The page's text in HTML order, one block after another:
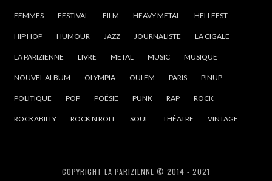
FEMMES FESTIVAL FILM HEAVY METAL HELLFEST
HIP HOP HUMOUR JAZZ JOURNALISTE LA CIGALE
LA PARIZIENNE LIVRE METAL MUSIC MUSIQUE
NOUVEL ALBUM OLYMPIA OUI FM PARIS PINUP
POLITIQUE POP POÉSIE PUNK RAP ROCK
ROCKABILLY ROCK N ROLL SOUL THÉATRE VINTAGE
COPYRIGHT LA PARIZIENNE © 2014 - 2021